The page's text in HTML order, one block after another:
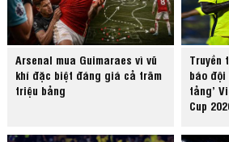
Arsenal mua Guimaraes vì vũ
khí đặc biệt đáng giá cả trăm
triệu bảng
Truyền
báo đội
tảng’
Cup